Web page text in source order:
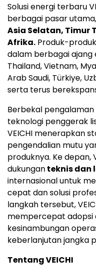
Solusi energi terbaru
berbagai pasar
Asia Selatan, Timur
Afrika. Produk-
dalam berbagai ajang
Thailand, Vietnam,
Arab Saudi, Türkiye,
serta terus
Berbekal
teknologi penggerak
VEICHI menerapkan
pengendalian mutu
produknya. Ke depan,
dukunganteknis dan
internasional untuk
cepat dan solusi
langkah tersebut,
mempercepat adopsi
kesinambungan
keberlanjutan jangka
Tentang VEICHI